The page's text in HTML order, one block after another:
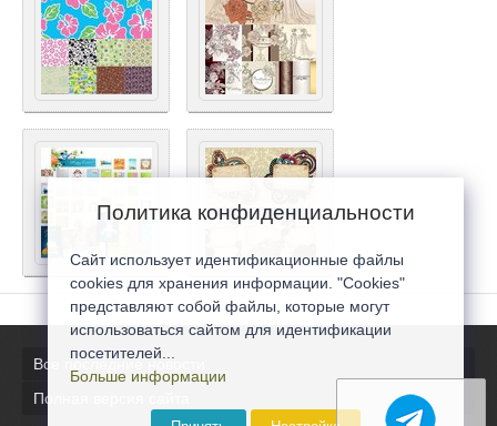
Все последние новости
Полная версия сайта
Политика конфиденциальности
Сайт использует идентификационные файлы
cookies для хранения информации. "Cookies"
представляют собой файлы, которые могут
использоваться сайтом для идентификации
посетителей...
Больше информации